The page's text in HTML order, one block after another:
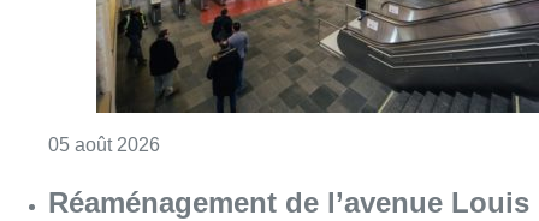
05 août 2026
Réaménagement de l’avenue Louis